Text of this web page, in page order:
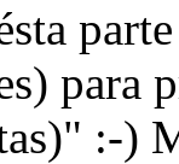
para
:-)